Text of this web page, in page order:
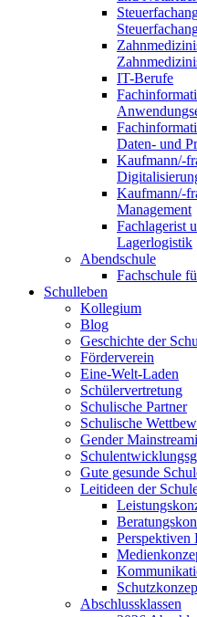
IT-Berufe
Daten- und
Kaufmann/-
Kaufmann/-
Management
Fachlagerist
Lagerlogistik
Abendschule
Fachschule
Schulleben
Kollegium
Blog
Geschichte der
Förderverein
Eine-Welt-Laden
Schülervertretung
Schulische Partner
Schulische
Gender
Gute gesunde
Leitideen der
Perspektiven
Abschlussklassen